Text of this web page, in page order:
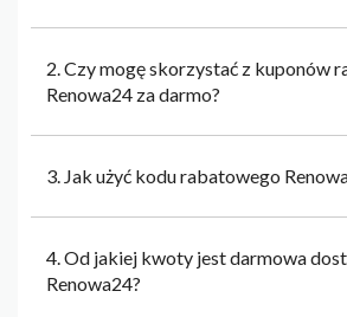
2. Czy mogę skorzystać z kuponów
Renowa24 za darmo?
3. Jak użyć kodu rabatowego
4. Od jakiej kwoty jest darmowa
Renowa24?